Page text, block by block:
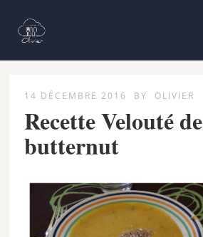
14 DÉCEMBRE 2016 BY OLIVIER
Recette Velouté de
butternut